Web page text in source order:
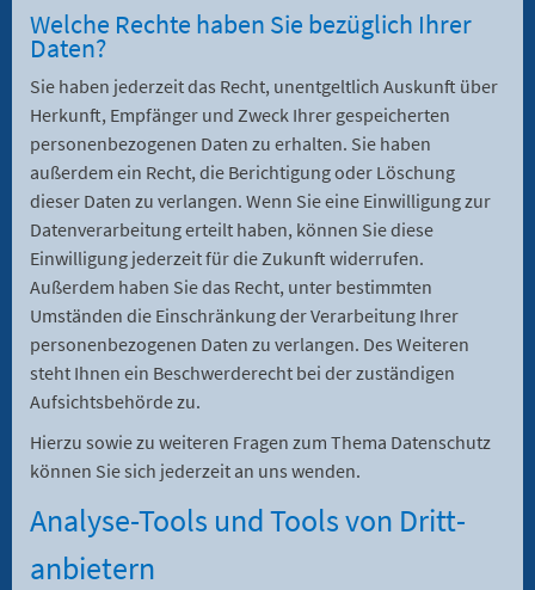
Welche Rechte haben Sie bezüglich Ihrer
Daten?
Sie haben jederzeit das Recht, unentgeltlich Auskunft über
Herkunft, Empfänger und Zweck Ihrer gespeicherten
personenbezogenen Daten zu erhalten. Sie haben
außerdem ein Recht, die Berichtigung oder Löschung
dieser Daten zu verlangen. Wenn Sie eine Einwilligung zur
Datenverarbeitung erteilt haben, können Sie diese
Einwilligung jederzeit für die Zukunft widerrufen.
Außerdem haben Sie das Recht, unter bestimmten
Umständen die Einschränkung der Verarbeitung Ihrer
personenbezogenen Daten zu verlangen. Des Weiteren
steht Ihnen ein Beschwerderecht bei der zuständigen
Aufsichtsbehörde zu.
Hierzu sowie zu weiteren Fragen zum Thema Datenschutz
können Sie sich jederzeit an uns wenden.
Analyse-Tools und Tools von Dritt­
anbietern